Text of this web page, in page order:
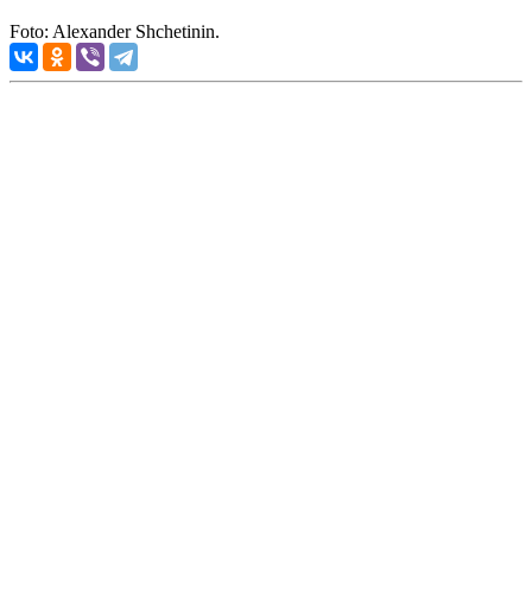
Foto: Alexander Shchetinin.